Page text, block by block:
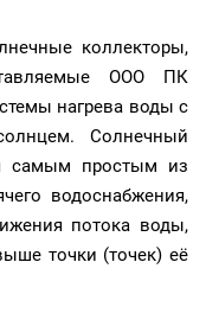
коллекторы,
ООО ПК
нагрева воды с
Солнечный
самым простым из
водоснабжения,
потока воды,
точки (точек) её